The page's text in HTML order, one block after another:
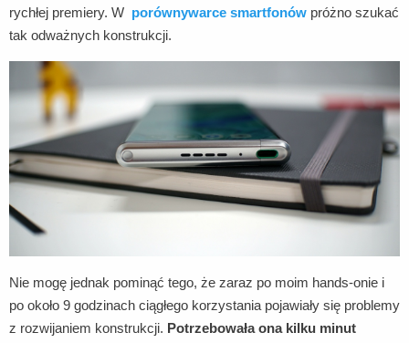
rychłej premiery. W porównywarce smartfonów próżno szukać
tak odważnych konstrukcji.
Nie mogę jednak pominąć tego, że zaraz po moim hands-onie i
po około 9 godzinach ciągłego korzystania pojawiały się problemy
z rozwijaniem konstrukcji. Potrzebowała ona kilku minut